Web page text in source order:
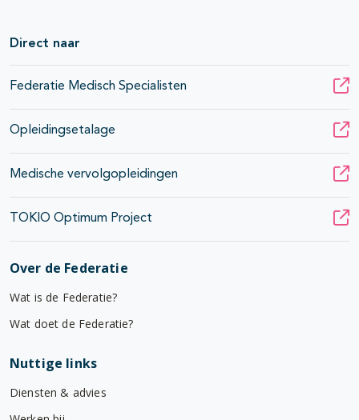
Direct naar
Federatie Medisch Specialisten
Opleidingsetalage
Medische vervolgopleidingen
TOKIO Optimum Project
Over de Federatie
Wat is de Federatie?
Wat doet de Federatie?
Nuttige links
Diensten & advies